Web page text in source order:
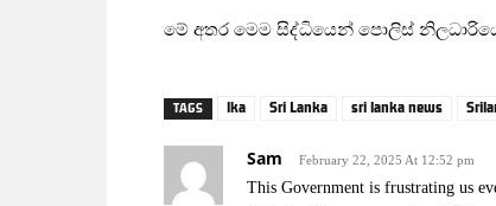
මේ අතර මෙම සිද්ධියෙන් පොලිස්
TAGS lka Sri Lanka sri lanka news
Sam February 22, 2025 At 12:52 pm
This Government is frustrating us